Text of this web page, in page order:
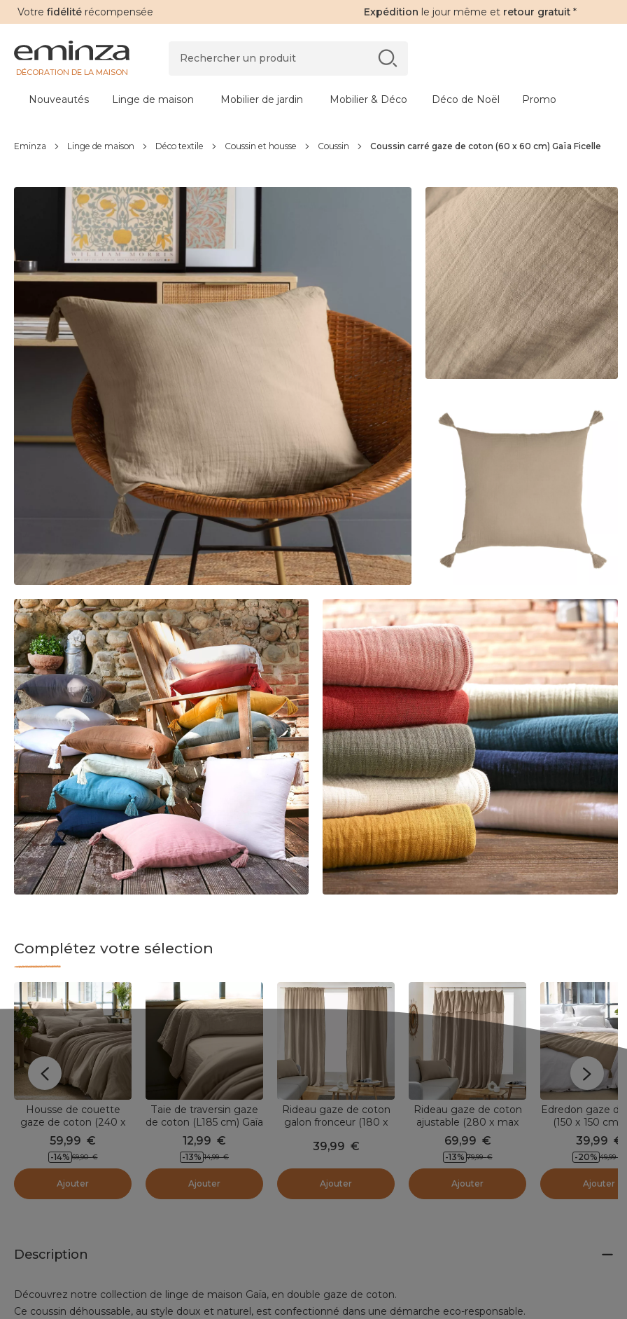
Votre fidélité récompensée Expédition le jour même et retour gratuit *
DÉCORATION DE LA MAISON
Nouveautés Linge de maison Mobilier de jardin Mobilier & Déco Déco de Noël Promo
Eminza Linge de maison Déco textile Coussin et housse Coussin Coussin carré gaze de coton (60 x 60 cm) Gaïa Ficelle
Complétez votre sélection
Housse de couette
gaze de coton (240 x
220 cm) Gaïa Ficelle
59,99 €
-14% 69,90 €
Ajouter
Taie de traversin gaze
de coton (L185 cm) Gaïa
Ficelle
12,99 €
-13% 14,99 €
Ajouter
Rideau gaze de coton
galon fronceur (180 x
39,99 €
Ajouter
Rideau gaze de coton
ajustable (280 x max
300 cm) Gaïa Ficelle
69,99 €
-13% 79,99 €
Ajouter
Edredon gaze de
(150 x 150 cm)
Ficelle
39,99 €
-20% 49,99
Ajouter
Description
Découvrez notre collection de linge de maison Gaïa, en double gaze de coton.
Ce coussin déhoussable, au style doux et naturel, est confectionné dans une démarche eco-responsable.